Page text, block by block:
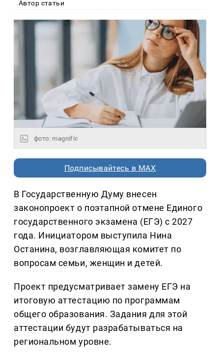
Автор статьи
фото: magnific
Подписывайтесь в MAX
В Государственную Думу внесен
законопроект о поэтапной отмене Единого
государственного экзамена (ЕГЭ) с 2027
года. Инициатором выступила Нина
Останина, возглавляющая комитет по
вопросам семьи, женщин и детей.
Проект предусматривает замену ЕГЭ на
итоговую аттестацию по программам
общего образования. Задания для этой
аттестации будут разрабатываться на
региональном уровне.